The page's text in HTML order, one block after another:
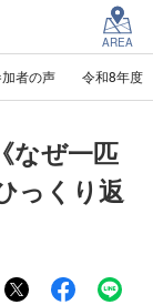
AREA
者の声 令和8年度
なぜ一匹
っくり返